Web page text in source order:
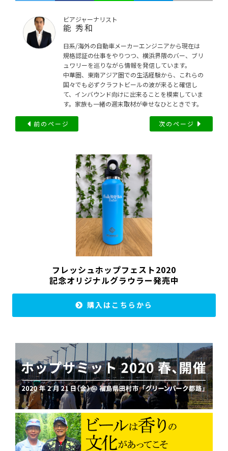
ビアジャーナリスト
能 秀和
日系/海外の自動車メーカーエンジニアから現在は
規格認証の仕事をやりつつ、横浜界隈のバー、ブリ
ュワリーを巡りながら情報を発信しています。
中華圏、東南アジア圏での生活経験から、これらの
国々でも必ずクラフトビールの波が来ると確信し
て、インバウンド向けに出来ることを模索していま
す。家族も一緒の週末取材が幸せなひとときです。
前のページ 次のページ
フレッシュホップフェスト2020
記念オリジナルグラウラー発売中
購入はこちらから